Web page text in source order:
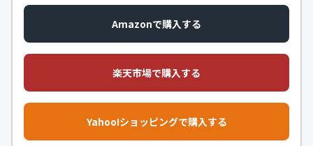
Amazonで購入する
楽天市場で購入する
Yahoo!ショッピングで購入する